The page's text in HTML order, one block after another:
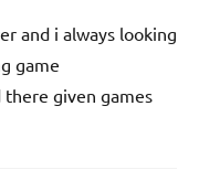
and i always looking
game
there given games